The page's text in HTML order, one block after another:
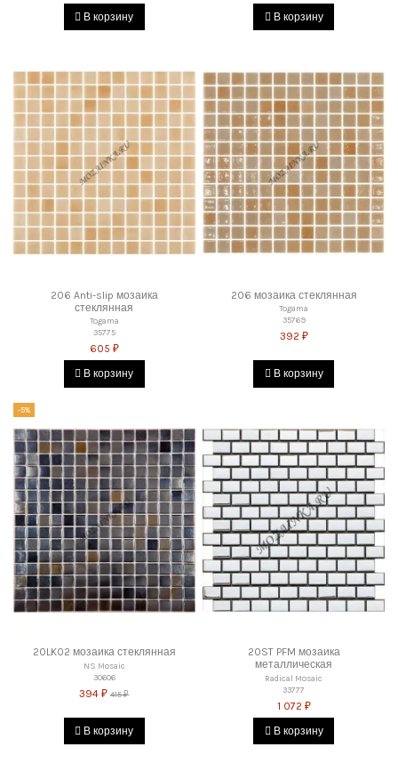
В корзину В корзину
206 Anti-slip мозаика
стеклянная
Togama
35775
605 ₽
В корзину
206 мозаика стеклянная
Togama
35769
392 ₽
В корзину
-5%
20LK02 мозаика стеклянная
NS Mosaic
30606
394 ₽ 415 ₽
В корзину
20ST PFM мозаика
металлическая
Radical Mosaic
33777
1 072 ₽
В корзину